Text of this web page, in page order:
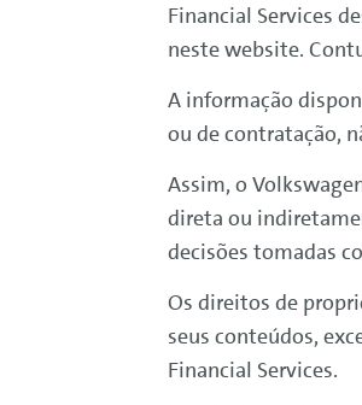
Financial Services
neste website.
A informação
ou de contratação,
Assim, o
direta ou
decisões tomadas
Os direitos de
seus conteúdos,
Financial Services.